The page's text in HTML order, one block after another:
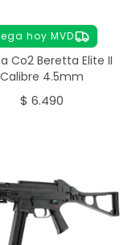
hoy MVD
Co2 Beretta Elite II
Calibre 4.5mm
$ 6.490